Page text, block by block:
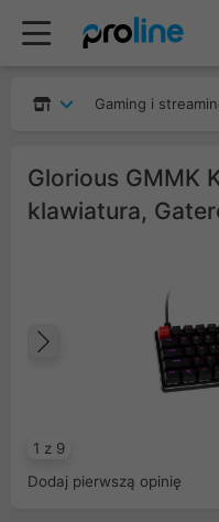
Gaming i
Glorious GMMK
klawiatura,
1 z 9
Poprzedni
Dodaj pierwszą opinię